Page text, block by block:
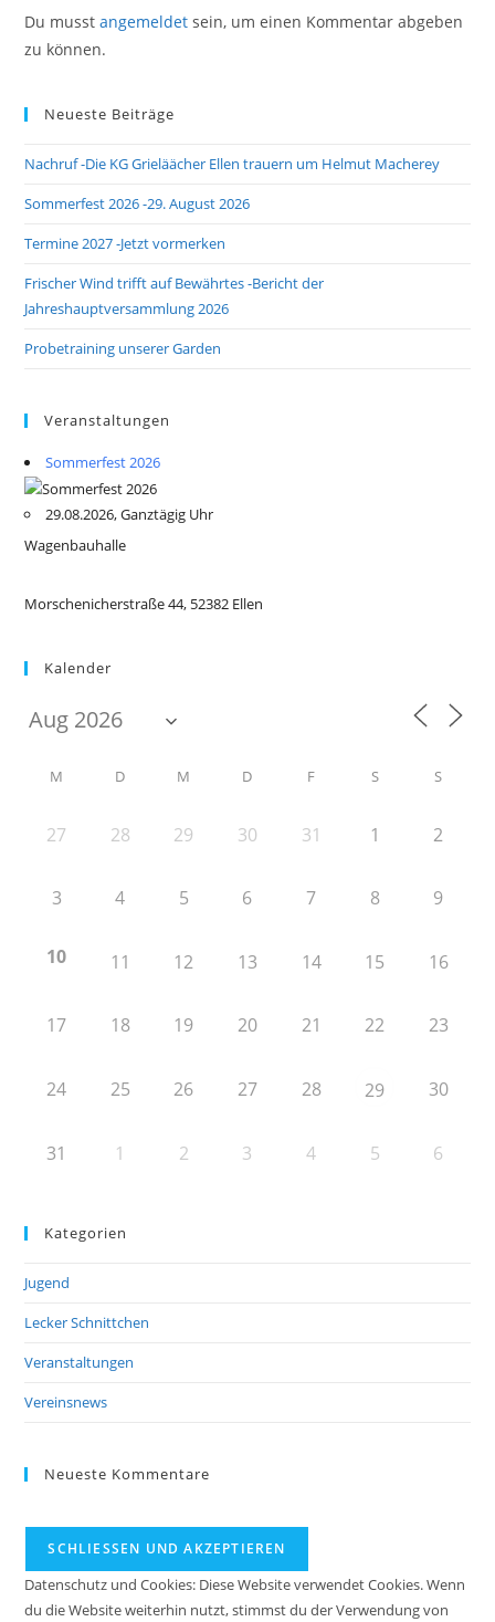
Du musstangemeldet sein, um einen Kommentar abgeben
zu können.
Neueste Beiträge
Nachruf -Die KG Grieläächer Ellen trauern um Helmut Macherey
Sommerfest 2026 -29. August 2026
Termine 2027 -Jetzt vormerken
Frischer Wind trifft auf Bewährtes -Bericht der
Jahreshauptversammlung 2026
Probetraining unserer Garden
Veranstaltungen
Sommerfest 2026
29.08.2026, Ganztägig Uhr
Wagenbauhalle
Morschenicherstraße 44, 52382 Ellen
Kalender
M D M D F S S
27 28 29 30 31 1 2
3 4 5 6 7 8 9
10 11 12 13 14 15 16
17 18 19 20 21 22 23
24 25 26 27 28 29 30
31 1 2 3 4 5 6
Kategorien
Jugend
Lecker Schnittchen
Veranstaltungen
Vereinsnews
Neueste Kommentare
Datenschutz und Cookies: Diese Website verwendet Cookies. Wenn
du die Website weiterhin nutzt, stimmst du der Verwendung von